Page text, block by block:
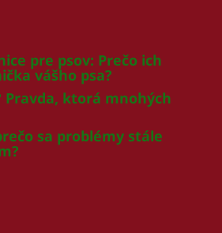
pre psov: Prečo ich
vášho psa?
Pravda, ktorá mnohých
sa problémy stále